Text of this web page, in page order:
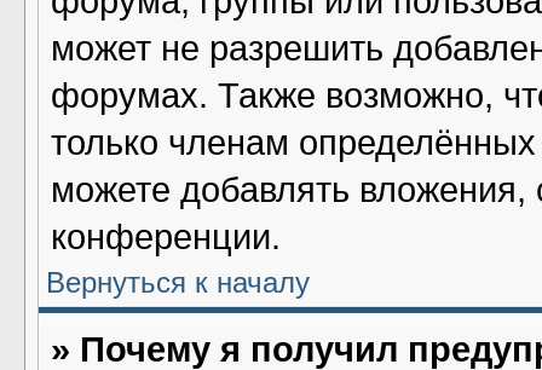
может не разрешить
форумах. Также возможно,
только членам
можете добавлять
конференции.
Вернуться к началу
» Почему я получил